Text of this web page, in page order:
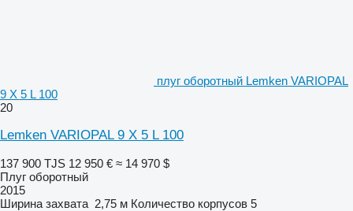
плуг оборотный Lemken VARIOPAL
9 X 5 L 100
20
Lemken VARIOPAL 9 X 5 L 100
137 900 TJS 12 950 € ≈ 14 970 $
Плуг оборотный
2015
Ширина захвата 2,75 м Количество корпусов 5